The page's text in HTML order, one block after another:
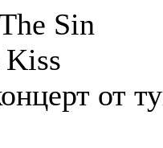
Sin
Kiss
от